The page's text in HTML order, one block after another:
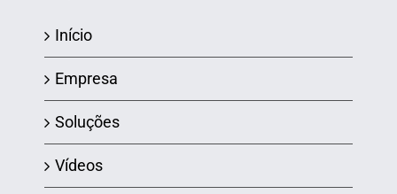
Início
Empresa
Soluções
Vídeos